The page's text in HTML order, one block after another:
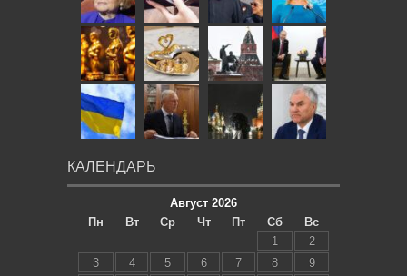
КАЛЕНДАРЬ
Август 2026
Пн
Вт Ср Чт Пт Сб
Вс
1
2
3
4 5 6 7 8
9